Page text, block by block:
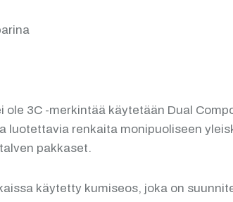
3C -merkintää käytetään Dual
luotettavia renkaita monipuoliseen
pakkaset.
käytetty kumiseos, joka on